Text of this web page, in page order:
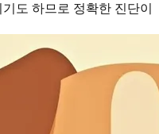
도 하므로 정확한 진단이